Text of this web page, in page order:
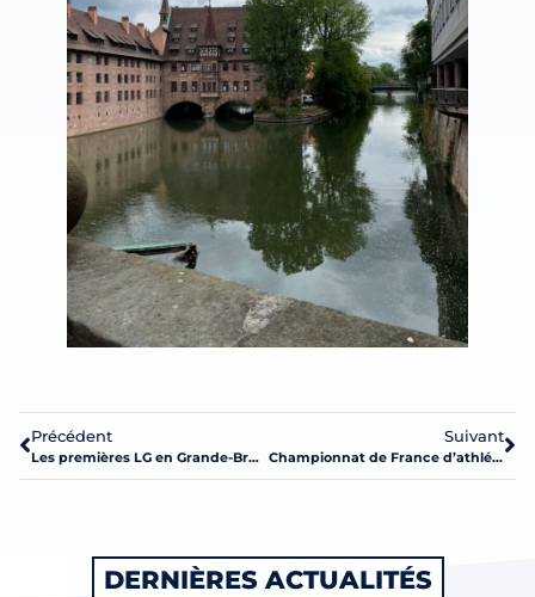
Précédent
Les premières LG en Grande-Bretagne
Suivant
Championnat de France d’athlétisme à Vénissieux les 11, 12 et 13 mai
DERNIÈRES ACTUALITÉS